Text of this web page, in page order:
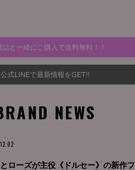
誌と一緒にご購入で送料無料！ /
公式LINEで最新情報をGET!!
NEWS
ローズが主役《ドルセー》の新作フ